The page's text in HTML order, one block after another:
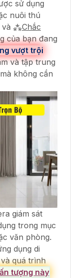
sử dụng
nuôi thú
và ⁂Chắc
của bạn đang
vượt trội
và tập trung
không cần
giám sát
trong mục
văn phòng.
dụng di
quá trình
tượng này